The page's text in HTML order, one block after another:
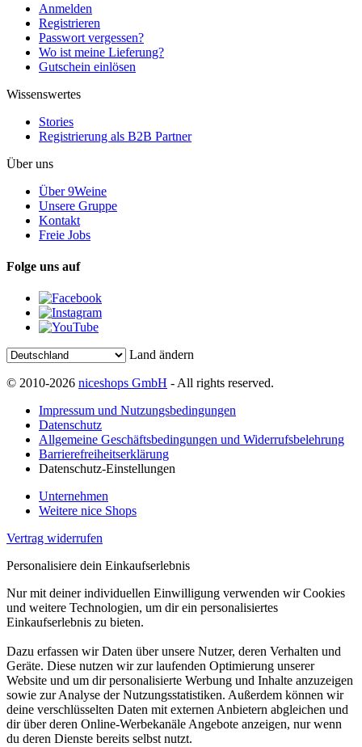
Anmelden
Registrieren
Passwort vergessen?
Wo ist meine Lieferung?
Gutschein einlösen
Wissenswertes
Stories
Registrierung als B2B Partner
Über uns
Über 9Weine
Unsere Gruppe
Kontakt
Freie Jobs
Folge uns auf
Land ändern
© 2010-2026 niceshops GmbH - All rights reserved.
Impressum und Nutzungsbedingungen
Datenschutz
Allgemeine Geschäftsbedingungen und Widerrufsbelehrung
Barrierefreiheitserklärung
Datenschutz-Einstellungen
Unternehmen
Weitere nice Shops
Vertrag widerrufen
Personalisiere dein Einkaufserlebnis
Nur mit deiner individuellen Einwilligung verwenden wir Cookies
und weitere Technologien, um dir ein personalisiertes
Einkaufserlebnis zu bieten.
Dazu erfassen wir Daten über unsere Nutzer, deren Verhalten und
Geräte. Diese nutzen wir zur laufenden Optimierung unserer
Website und um dir personalisierte Werbung und Inhalte anzuzeigen
sowie zur Analyse der Nutzungsstatistiken. Außerdem können wir
deine verschlüsselten Daten mit externen Anbietern abgleichen und
dir über deren Online-Werbekanäle Angebote anzeigen, nur wenn
du deren Dienste bereits selbst nutzt.